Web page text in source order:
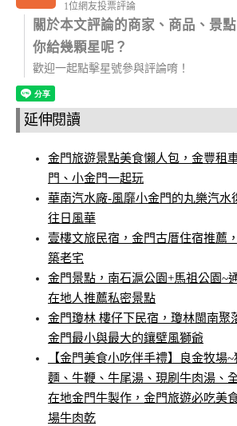
1位網友投票評論
關於本文評論的商家、商品、景
你給幾顆星呢？
歡迎一起點擊星號參與評論唷！
延伸閱讀
金門旅遊景點美食懶人包，金豐租
門、小金門一起玩
華南汽水廠-風靡小金門的丸樂汽水
往日風華
壹樓文旅民宿，金門古厝住宿推薦
築老宅
金門景點，南石滬公園+馬祖公園~
在地人推薦私密景點
金門瓊林 樓仔下民宿，瓊林閩南聚
金門最小與最大的鑲壁風獅爺
【金門美食小吃伴手禮】良金牧場
麵、牛鞭、牛尾湯、現刷牛肉湯、
在地金門牛製作，金門旅遊必吃美
場牛肉乾